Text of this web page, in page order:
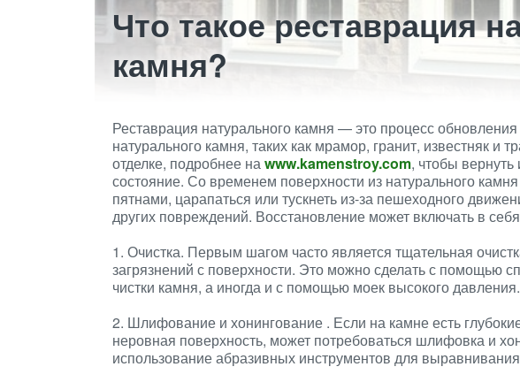
Что такое реставрация
камня?
Реставрация натурального камня — это процесс
натурального камня, таких как мрамор, гранит, известняк и
отделке, подробнее наwww.kamenstroy.com, чтобы
состояние. Со временем поверхности из натурального
пятнами, царапаться или тускнеть из-за пешеходного
других повреждений. Восстановление может включать в
1. Очистка. Первым шагом часто является тщательная
загрязнений с поверхности. Это можно сделать с помощью
чистки камня, а иногда и с помощью моек высокого давления.
2. Шлифование и хонингование . Если на камне есть
неровная поверхность, может потребоваться шлифовка и
использование абразивных инструментов для